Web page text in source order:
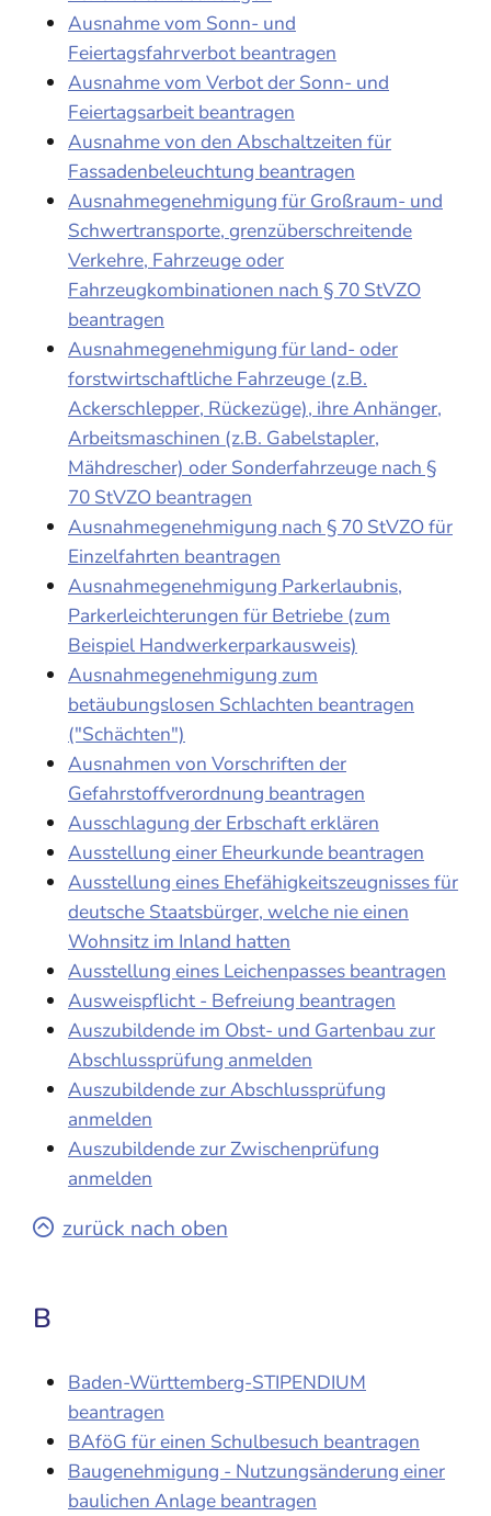
Ausnahme vom Sonn- und
Feiertagsfahrverbot beantragen
Ausnahme vom Verbot der Sonn- und
Feiertagsarbeit beantragen
Ausnahme von den Abschaltzeiten für
Fassadenbeleuchtung beantragen
Ausnahmegenehmigung für Großraum- und
Schwertransporte, grenzüberschreitende
Verkehre, Fahrzeuge oder
Fahrzeugkombinationen nach § 70 StVZO
beantragen
Ausnahmegenehmigung für land- oder
forstwirtschaftliche Fahrzeuge (z.B.
Ackerschlepper, Rückezüge), ihre Anhänger,
Arbeitsmaschinen (z.B. Gabelstapler,
Mähdrescher) oder Sonderfahrzeuge nach §
70 StVZO beantragen
Ausnahmegenehmigung nach § 70 StVZO für
Einzelfahrten beantragen
Ausnahmegenehmigung Parkerlaubnis,
Parkerleichterungen für Betriebe (zum
Beispiel Handwerkerparkausweis)
Ausnahmegenehmigung zum
betäubungslosen Schlachten beantragen
("Schächten")
Ausnahmen von Vorschriften der
Gefahrstoffverordnung beantragen
Ausschlagung der Erbschaft erklären
Ausstellung einer Eheurkunde beantragen
Ausstellung eines Ehefähigkeitszeugnisses für
deutsche Staatsbürger, welche nie einen
Wohnsitz im Inland hatten
Ausstellung eines Leichenpasses beantragen
Ausweispflicht - Befreiung beantragen
Auszubildende im Obst- und Gartenbau zur
Abschlussprüfung anmelden
Auszubildende zur Abschlussprüfung
anmelden
Auszubildende zur Zwischenprüfung
anmelden
zurück nach oben
B
Baden-Württemberg-STIPENDIUM
beantragen
BAföG für einen Schulbesuch beantragen
Baugenehmigung - Nutzungsänderung einer
baulichen Anlage beantragen